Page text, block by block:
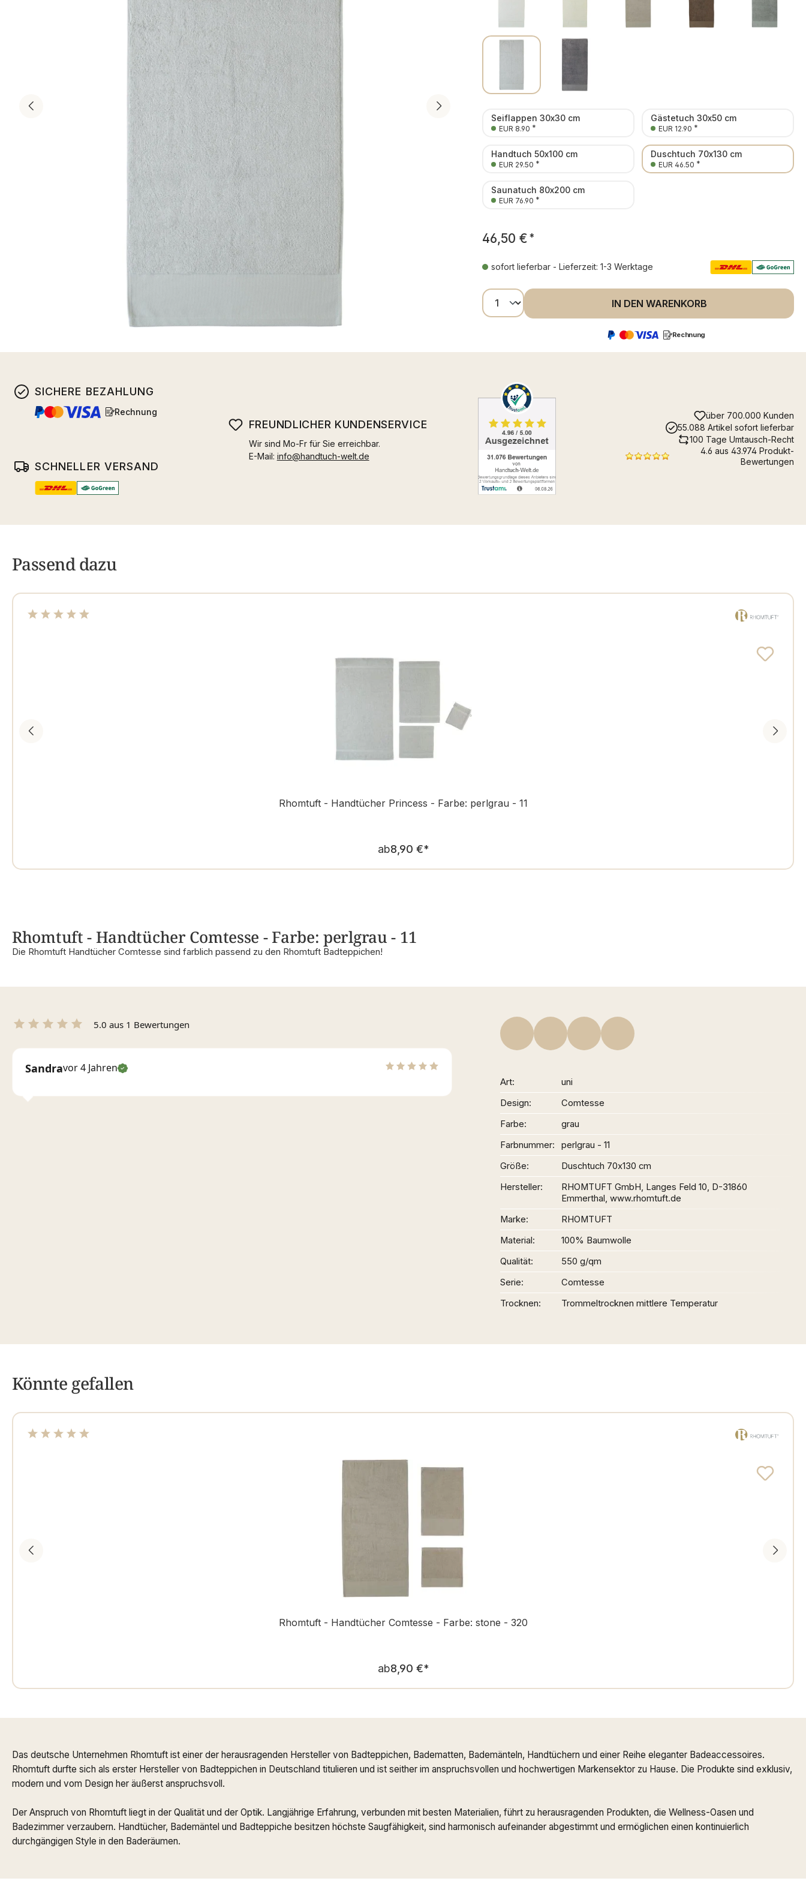
Seiflappen 30x30 cm
EUR 8.90 *
Gästetuch 30x50 cm
EUR 12.90 *
Handtuch 50x100 cm
EUR 29.50 *
Duschtuch 70x130 cm
EUR 46.50 *
Saunatuch 80x200 cm
EUR 76.90 *
46,50 € *
sofort lieferbar - Lieferzeit: 1-3 Werktage
Produkt Anzahl: Gib den gewünschten Wert
IN DEN WARENKORB
Rechnung
SICHERE BEZAHLUNG
Rechnung
SCHNELLER VERSAND
FREUNDLICHER KUNDENSERVICE
Wir sind Mo-Fr für Sie erreichbar.
E-Mail: info@handtuch-welt.de
über 700.000 Kunden
55.088 Artikel sofort lieferbar
100 Tage Umtausch-Recht
4.6 aus 43.974 Produkt-
Bewertungen
Passend dazu
Rhomtuft - Handtücher Princess - Farbe: perlgrau - 11
Regulärer Preis:
ab8,90 €*
Rhomtuft - Handtücher Comtesse - Farbe: perlgrau - 11
Die Rhomtuft Handtücher Comtesse sind farblich passend zu den Rhomtuft Badteppichen!
5.0 aus 1 Bewertungen
Sandravor 4 Jahren
Art
uni
Design
Comtesse
Farbe
grau
Farbnummer
perlgrau - 11
Größe
Duschtuch 70x130 cm
Hersteller
RHOMTUFT GmbH, Langes Feld 10, D-31860
Emmerthal, www.rhomtuft.de
Marke
RHOMTUFT
Material
100% Baumwolle
Qualität
550 g/qm
Serie
Comtesse
Trocknen
Trommeltrocknen mittlere Temperatur
Könnte gefallen
Rhomtuft - Handtücher Comtesse - Farbe: stone - 320
Regulärer Preis:
ab8,90 €*
Das deutsche Unternehmen Rhomtuft ist einer der herausragenden Hersteller von Badteppichen, Badematten, Bademänteln, Handtüchern und einer Reihe eleganter Badeaccessoires.
Rhomtuft durfte sich als erster Hersteller von Badteppichen in Deutschland titulieren und ist seither im anspruchsvollen und hochwertigen Markensektor zu Hause. Die Produkte sind exklusiv,
modern und vom Design her äußerst anspruchsvoll.
Der Anspruch von Rhomtuft liegt in der Qualität und der Optik. Langjährige Erfahrung, verbunden mit besten Materialien, führt zu herausragenden Produkten, die Wellness-Oasen und
Badezimmer verzaubern. Handtücher, Bademäntel und Badteppiche besitzen höchste Saugfähigkeit, sind harmonisch aufeinander abgestimmt und ermöglichen einen kontinuierlich
durchgängigen Style in den Baderäumen.